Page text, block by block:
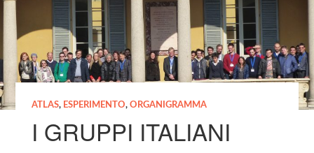
ATLAS, ESPERIMENTO, ORGANIGRAMMA
I GRUPPI ITALIANI